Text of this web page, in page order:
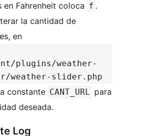
en Fahrenheit coloca f .
la cantidad de
en
plugins/weather-
weather-slider.php
constante CANT_URL para
deseada.
Log